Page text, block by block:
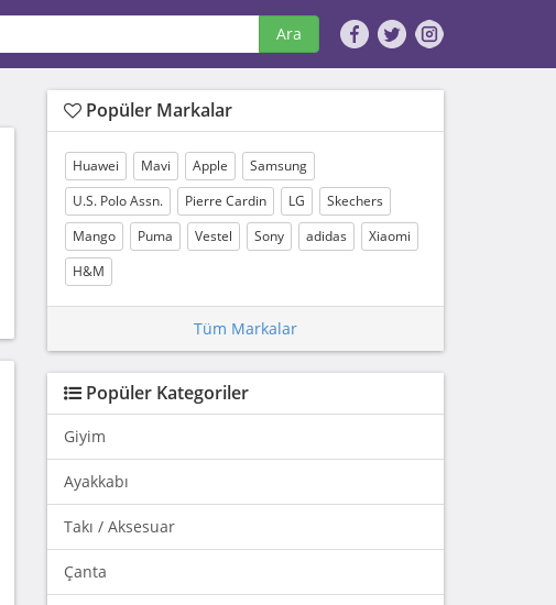
Ara
Popüler Markalar
Huawei Mavi Apple
Samsung
U.S. Polo Assn.
Pierre Cardin LG
Skechers
Mango
Puma Vestel Sony adidas
Xiaomi
H&M
Tüm Markalar
Popüler Kategoriler
Giyim
Ayakkabı
Takı / Aksesuar
Çanta